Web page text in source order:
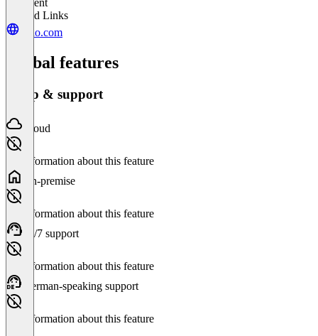
Related Links
sedo.com
Global features
Setup & support
Cloud
No information about this feature
On-premise
No information about this feature
24/7 support
No information about this feature
German-speaking support
No information about this feature